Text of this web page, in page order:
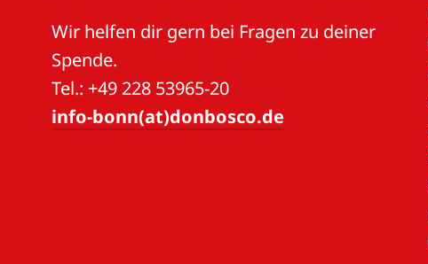
Wir helfen dir gern bei Fragen zu deiner
Spende.
Tel.: +49 228 53965-20
info-bonn(at)donbosco.de